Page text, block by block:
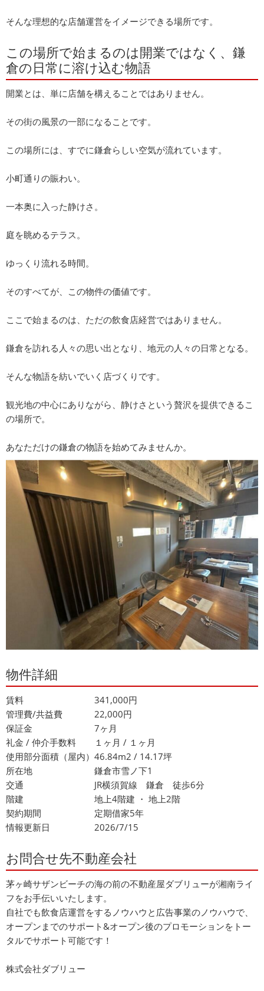
そんな理想的な店舗運営をイメージできる場所です。
この場所で始まるのは開業ではなく、鎌
倉の日常に溶け込む物語
開業とは、単に店舗を構えることではありません。
その街の風景の一部になることです。
この場所には、すでに鎌倉らしい空気が流れています。
小町通りの賑わい。
一本奥に入った静けさ。
庭を眺めるテラス。
ゆっくり流れる時間。
そのすべてが、この物件の価値です。
ここで始まるのは、ただの飲食店経営ではありません。
鎌倉を訪れる人々の思い出となり、地元の人々の日常となる。
そんな物語を紡いでいく店づくりです。
観光地の中心にありながら、静けさという贅沢を提供できるこ
の場所で。
あなただけの鎌倉の物語を始めてみませんか。
物件詳細
賃料
341,000円
管理費/共益費
22,000円
保証金
7ヶ月
礼金 / 仲介手数料
１ヶ月 / １ヶ月
使用部分面積（屋内） 46.84m2 / 14.17坪
所在地
鎌倉市雪ノ下1
交通
JR横須賀線 鎌倉 徒歩6分
階建
地上4階建 ・ 地上2階
契約期間
定期借家5年
情報更新日
2026/7/15
お問合せ先不動産会社
茅ヶ崎サザンビーチの海の前の不動産屋ダブリューが湘南ライ
フをお手伝いいたします。
自社でも飲食店運営をするノウハウと広告事業のノウハウで、
オープンまでのサポート&オープン後のプロモーションをトー
タルでサポート可能です！
株式会社ダブリュー